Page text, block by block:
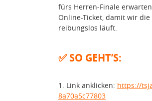
fürs Herren-Finale
Online-Ticket, damit wir
reibungslos läuft.
✅ SO GEHT’S:
1. Link anklicken: https://
8a70a5c77803